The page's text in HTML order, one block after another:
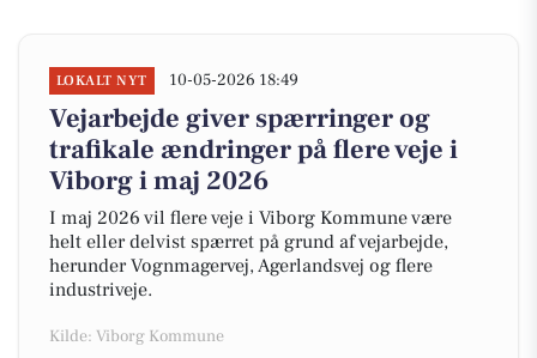
LOKALT NYT 10-05-2026 18:49
Vejarbejde giver spærringer og
trafikale ændringer på flere veje i
Viborg i maj 2026
I maj 2026 vil flere veje i Viborg Kommune være
helt eller delvist spærret på grund af vejarbejde,
herunder Vognmagervej, Agerlandsvej og flere
industriveje.
Kilde: Viborg Kommune